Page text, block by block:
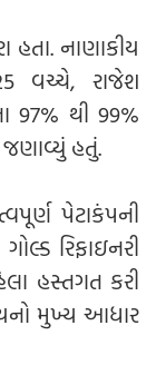
હતા. નાણાકીય
વચ્ચે, રાજેશ
97% થી 99%
હતું.
પેટાકંપની
રિફાઇનરી
હસ્તગત કરી
મુખ્ય આધાર